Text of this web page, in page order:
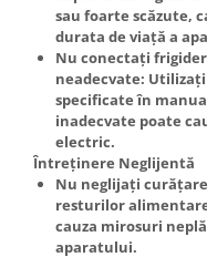
sau foarte scăzute,
durata de viață a
Nu conectați
neadecvate:
specificate în
inadecvate poate
electric.
Întreținere Neglijentă
Nu neglijați
resturilor
cauza mirosuri
aparatului.